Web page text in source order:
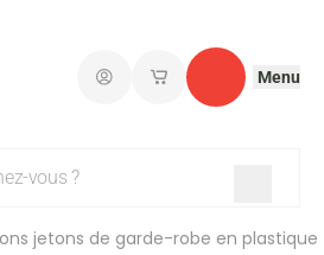
Connectez-vous
Mes paniers
Contact
Menu
jetons de garde-robe en plastique